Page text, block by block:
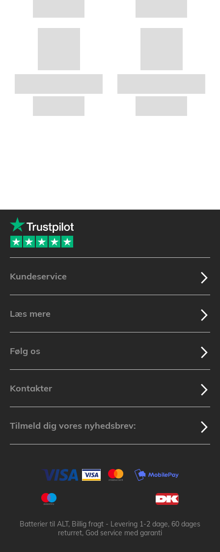
Kundeservice
Læs mere
Følg os
Kontakter
Tilmeld dig vores nyhedsbrev:
Batterier til ALT, Billig fragt - Levering 1-2 dage, 60 dages
returret, God service med garanti